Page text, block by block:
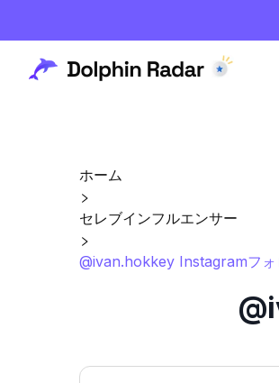
ホーム
セレブインフルエンサー
@ivan.hokkey Instagramフォ